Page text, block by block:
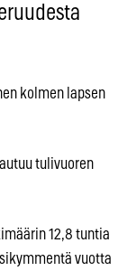
kolmen lapsen
tulivuoren
12,8 tuntia
vuotta